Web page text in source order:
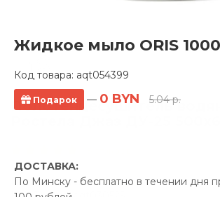
Жидкое мыло ORIS
Код товара: aqt054399
Подарок — 0 BYN 5.04 р.
ДОСТАВКА:
По Минску - бесплатно в течении дня
Полотенцесушитель
Производитель:Ростела